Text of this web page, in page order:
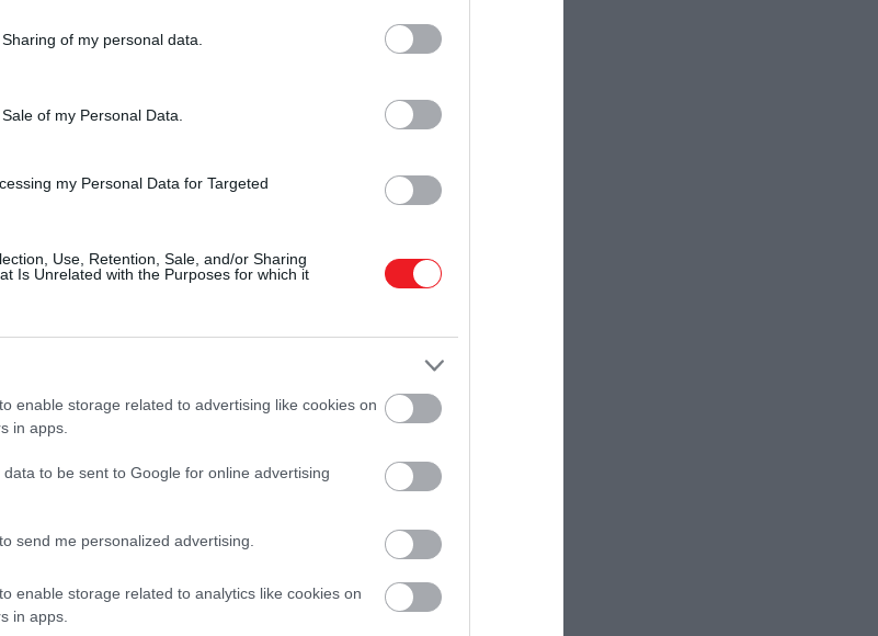
of my personal data.
of my Personal Data.
my Personal Data for Targeted
Use, Retention, Sale, and/or Sharing
Is Unrelated with the Purposes for which it
enable storage related to advertising like cookies on
in apps.
to be sent to Google for online advertising
send me personalized advertising.
enable storage related to analytics like cookies on
in apps.